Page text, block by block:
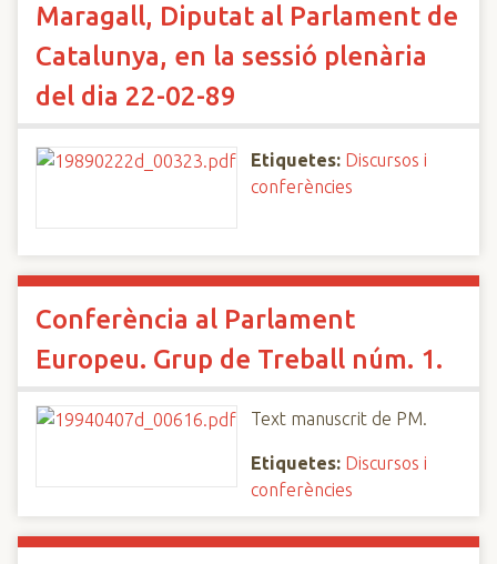
Maragall, Diputat al Parlament de
Catalunya, en la sessió plenària
del dia 22-02-89
Etiquetes: Discursos i
conferències
Conferència al Parlament
Europeu. Grup de Treball núm. 1.
Text manuscrit de PM.
Etiquetes: Discursos i
conferències